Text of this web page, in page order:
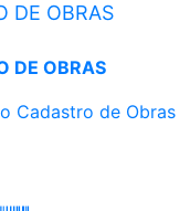
DE OBRAS
DE OBRAS
Cadastro de Obras